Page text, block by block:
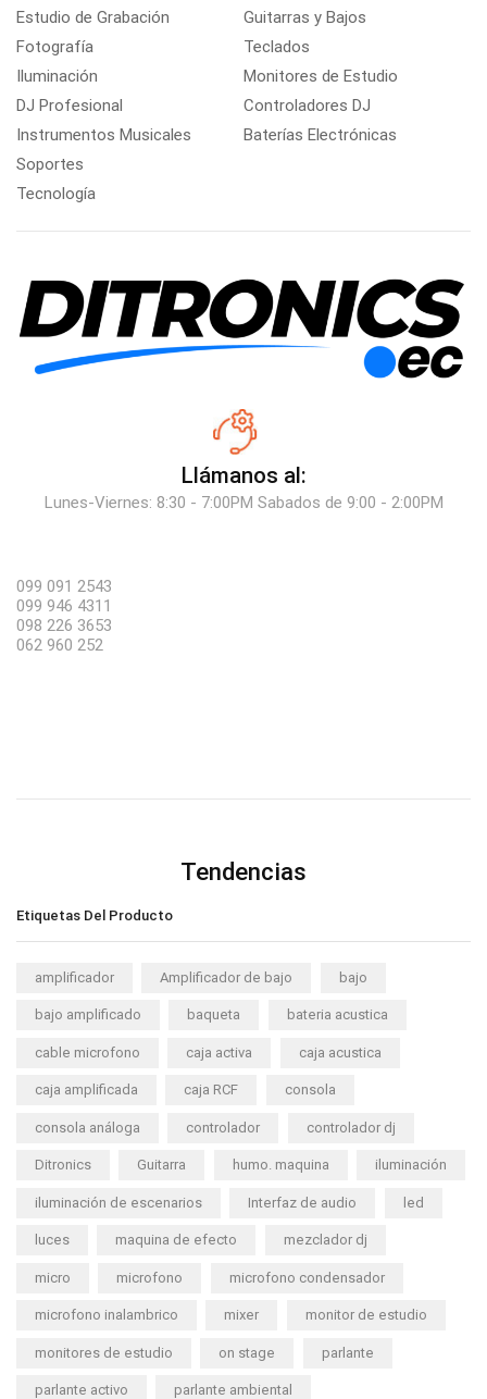
Estudio de Grabación
Fotografía
Iluminación
DJ Profesional
Instrumentos Musicales
Soportes
Tecnología
Guitarras y Bajos
Teclados
Monitores de Estudio
Controladores DJ
Baterías Electrónicas
Llámanos al:
Lunes-Viernes: 8:30 - 7:00PM Sabados de 9:00 - 2:00PM
099 091 2543
099 946 4311
098 226 3653
062 960 252
Tendencias
Etiquetas Del Producto
amplificador Amplificador de bajo bajo
bajo amplificado baqueta bateria acustica
cable microfono caja activa caja acustica
caja amplificada caja RCF consola
consola análoga controlador controlador dj
Ditronics Guitarra humo. maquina iluminación
iluminación de escenarios Interfaz de audio led
luces maquina de efecto mezclador dj
micro microfono microfono condensador
microfono inalambrico mixer monitor de estudio
monitores de estudio on stage parlante
parlante activo parlante ambiental